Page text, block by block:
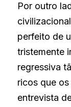
Por outro
perfeito de
tristemente
regressiva
ricos que
entrevista